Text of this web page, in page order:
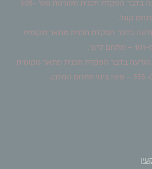
הודעה בדבר הפקדת תכנית מפורטת מס' 505-
.
בדבר הפקדת תכנית מתאר מקומית
.
הודעה בדבר הפקדת תכנית מתאר מקומית
.